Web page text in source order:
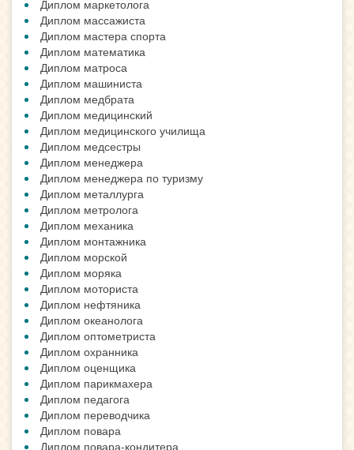
Диплом маркетолога
Диплом массажиста
Диплом мастера спорта
Диплом математика
Диплом матроса
Диплом машиниста
Диплом медбрата
Диплом медицинский
Диплом медицинского училища
Диплом медсестры
Диплом менеджера
Диплом менеджера по туризму
Диплом металлурга
Диплом метролога
Диплом механика
Диплом монтажника
Диплом морской
Диплом моряка
Диплом моториста
Диплом нефтяника
Диплом океанолога
Диплом оптометриста
Диплом охранника
Диплом оценщика
Диплом парикмахера
Диплом педагога
Диплом переводчика
Диплом повара
Диплом повара-кондитера